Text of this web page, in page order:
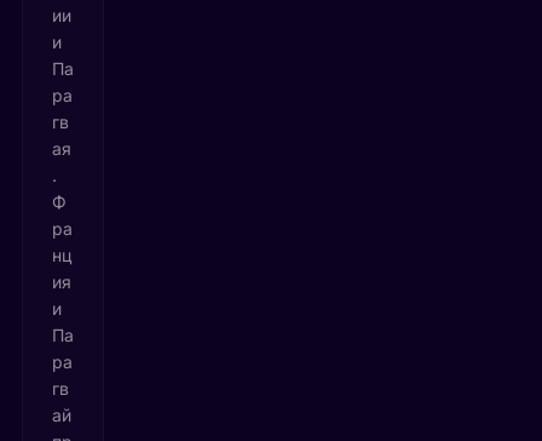
ии
и
Па
ра
гв
ая
.
Ф
ра
нц
ия
и
Па
ра
гв
ай